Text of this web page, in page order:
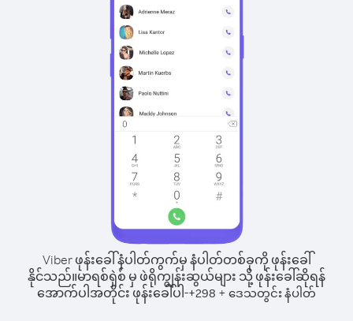
Viber ဖုန်းခေါ်နံပါတ်ကွက်မှ နံပါတ်တစ်ခုကို ဖုန်းခေါ်
နိုင်သည်။မာရစ်ရှဲစ် မှ ဖဲရိုကျွန်းဆွယ်များ သို့ ဖုန်းခေါ်ဆိုရန်
အောက်ပါအတိုင်း ဖုန်းခေါ်ပါ-+298 + ဒေသတွင်း နံပါတ်